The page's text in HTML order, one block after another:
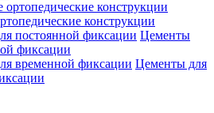
конструкции
Цементы
фиксации
Цементы для